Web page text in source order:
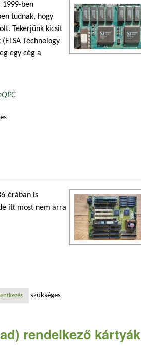
1999-ben
tudnak, hogy
Tekerjünk kicsit
Technology
egy cég a
QPC
kapcsolatosan
érában is
itt most nem arra
szükséges
rendelkező kártyák